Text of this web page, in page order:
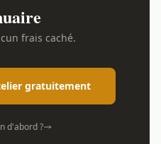
frais caché.
gratuitement
d'abord ?